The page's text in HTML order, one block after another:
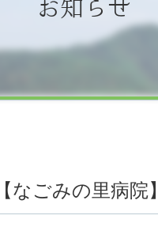
お知らせ
なごみの里病院】